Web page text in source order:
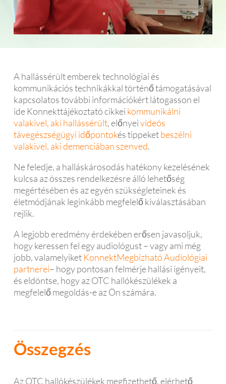
A hallássérült emberek technológiai és
kommunikációs technikákkal történő támogatásával
kapcsolatos további információkért látogasson el
ide Konnekttájékoztató cikkei kommunikálni
valakivel, aki hallássérült, előnyeivideós
távegészségügyi időpontokés tippeketbeszélni
valakivel, aki demenciában szenved.
Ne feledje, a halláskárosodás hatékony kezelésének
kulcsa az összes rendelkezésre álló lehetőség
megértésében és az egyén szükségleteinek és
életmódjának leginkább megfelelő kiválasztásában
rejlik.
A legjobb eredmény érdekében erősen javasoljuk,
hogy keressen fel egy audiológust – vagy ami még
jobb, valamelyiket KonnektMegbízható Audiológiai
partnerei– hogy pontosan felmérje hallási igényeit,
és eldöntse, hogy az OTC hallókészülékek a
megfelelő megoldás-e az Ön számára.
Összegzés
Az OTC hallókészülékek megfizethető, elérhető